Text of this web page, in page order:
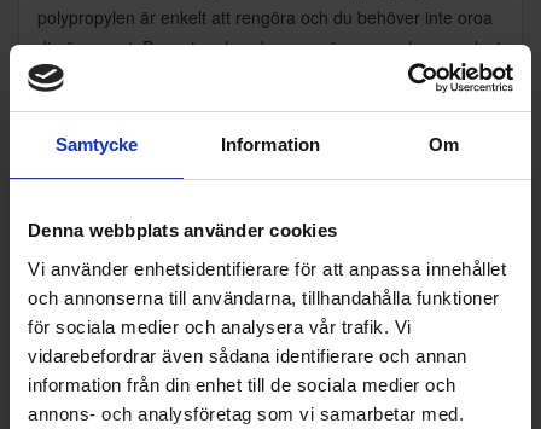
Samtycke Information Om
Denna webbplats använder cookies
Vi använder enhetsidentifierare för att anpassa innehållet
och annonserna till användarna, tillhandahålla funktioner
för sociala medier och analysera vår trafik. Vi
vidarebefordrar även sådana identifierare och annan
information från din enhet till de sociala medier och
annons- och analysföretag som vi samarbetar med.
polypropylen är enkelt att rengöra och du behöver inte oroa
dig över rost. Dessutom har den en gräsuppsamlare av plast
som rymmer hela 45 liter gräsklipp och minimerar antalet
avbrott. Om det inte krävs någon uppsamling kan du välja
läget för bakutkast.
Specifikationer
Produktblad:
Varumärke: Alpina by Stiga